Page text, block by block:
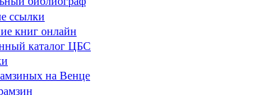
ссылки
книг онлайн
каталог ЦБС
на Венце